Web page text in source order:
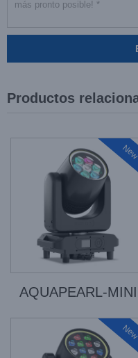
Productos
AQUAPEARL-MINI